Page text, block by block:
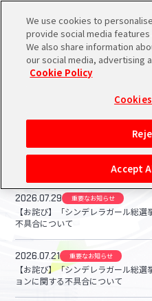
バンダイナムコIDで
アイドルマスター ポ
活動履歴
閲覧履歴・購入履歴
チェックイン
マイスケジュール
THE IDOL
M@STER
シンデレラ
ガールズ
PORTAL
お
2026.07.29 重要なお知らせ
【お詫び】「シンデレラガール総
不具合について
2026.07.21 重要なお知らせ
【お詫び】「シンデレラガール総
ョンに関する不具合について
We use cookies to
provide social media
We also share information
our social media, advertising
Cookie Policy
Accept